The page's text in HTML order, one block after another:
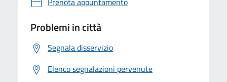
Problemi in città
Segnala disservizio
Elenco segnalazioni pervenute